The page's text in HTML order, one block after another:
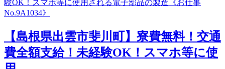
【島根県出雲市斐川町】寮費無料！交通
費全額支給！未経験OK！スマホ等に使